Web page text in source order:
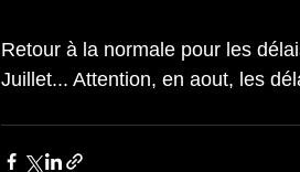
Retour à la normale pour les
Juillet... Attention, en aout, les